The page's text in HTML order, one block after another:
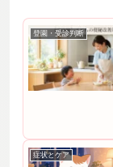
登園・受診判断
症状とケア